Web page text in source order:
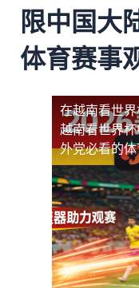
限中国大
体育赛事
在越南看世
越南看世界
外党必看的